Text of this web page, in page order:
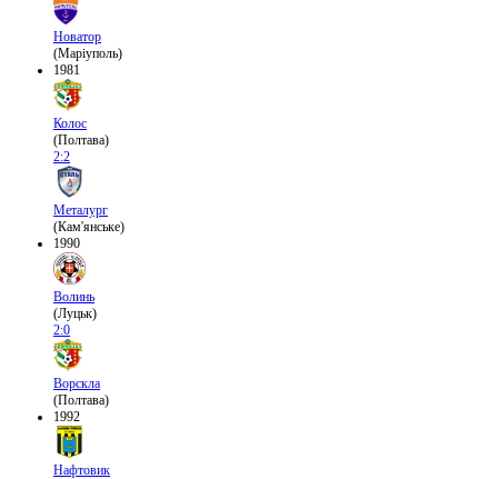
Новатор
(Маріуполь)
1981
Колос
(Полтава)
2:2
Металург
(Кам'янське)
1990
Волинь
(Луцьк)
2:0
Ворскла
(Полтава)
1992
Нафтовик